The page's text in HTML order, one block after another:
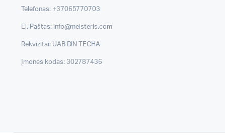
Telefonas: +37065770703
El. Paštas: info@meisteris.com
Rekvizitai: UAB DIN TECHA
Įmonės kodas: 302787436